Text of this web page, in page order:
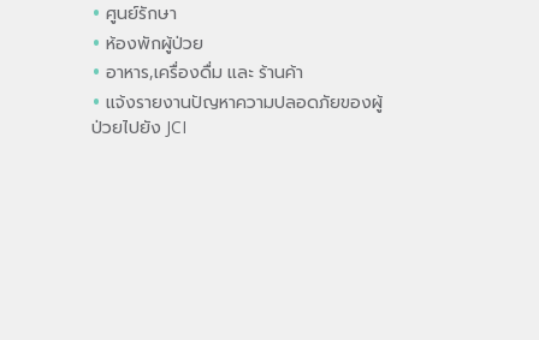
ศูนย์รักษา
ห้องพักผู้ป่วย
อาหาร,เครื่องดื่ม และ ร้านค้า
แจ้งรายงานปัญหาความปลอดภัยของผู้
ป่วยไปยัง JCI